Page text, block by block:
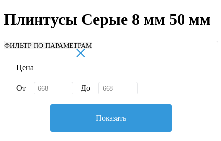
Плинтусы Серые 8 мм 50 мм
ФИЛЬТР ПО ПАРАМЕТРАМ
×
Цена
От До
Показать